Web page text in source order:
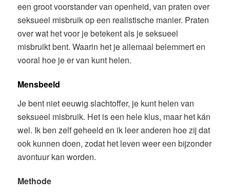
een groot voorstander van openheid, van praten over
seksueel misbruik op een realistische manier. Praten
over wat het voor je betekent als je seksueel
misbruikt bent. Waarin het je allemaal belemmert en
vooral hoe je er van kunt helen.
Mensbeeld
Je bent niet eeuwig slachtoffer, je kunt helen van
seksueel misbruik. Het is een hele klus, maar het kán
wel. Ik ben zelf geheeld en ik leer anderen hoe zij dat
ook kunnen doen, zodat het leven weer een bijzonder
avontuur kan worden.
Methode